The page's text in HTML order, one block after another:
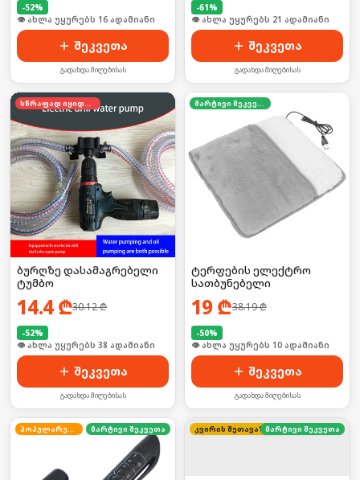
-52%
🛒 ბოლო 24სთ-ში იყიდა 26-მა
შეკვეთა
გადახდა მიღებისას
-61%
🛒 ბოლო 24სთ-ში იყიდა 27-მა
შეკვეთა
გადახდა მიღებისას
სწრაფად იყიდება
ბურღზე დასამაგრებელი
ტუმბო
14.4₾30.12₾
-52%
🛒 ბოლო 24სთ-ში იყიდა 50-მა
შეკვეთა
გადახდა მიღებისას
მარტივი შეკვეთა
ტერფების ელექტრო
სათბუნებელი
19 ₾38.19₾
-50%
🛒 ბოლო 24სთ-ში იყიდა 12-მა
შეკვეთა
გადახდა მიღებისას
პოპულარული მარტივი შეკვეთა კვირის შეთავაზება
მარტივი შეკვეთა